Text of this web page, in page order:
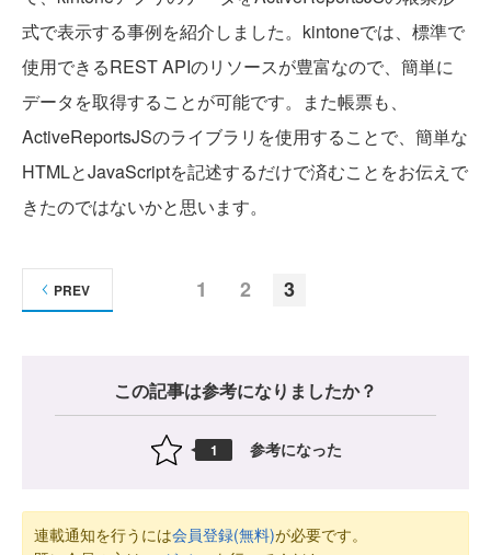
式で表示する事例を紹介しました。kintoneでは、標準で
使用できるREST APIのリソースが豊富なので、簡単に
データを取得することが可能です。また帳票も、
ActiveReportsJSのライブラリを使用することで、簡単な
HTMLとJavaScriptを記述するだけで済むことをお伝えで
きたのではないかと思います。
1 2 3
PREV
この記事は参考になりましたか？
1 参考になった
連載通知を行うには会員登録(無料)が必要です。